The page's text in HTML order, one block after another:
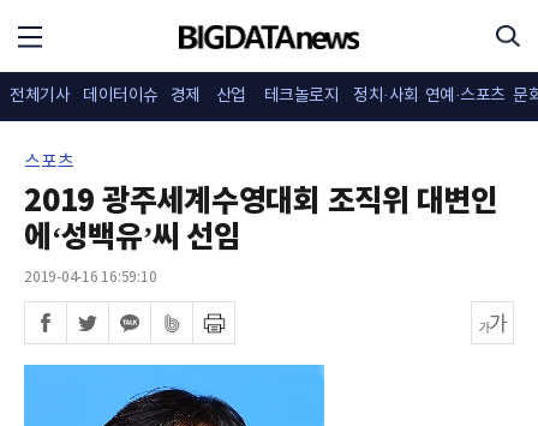
전체기사 데이터이슈 경제 산업 테크놀로지 정치·사회 연예·스포츠 문
스포츠
2019 광주세계수영대회 조직위 대변인
에‘성백유’씨 선임
2019-04-16 16:59:10